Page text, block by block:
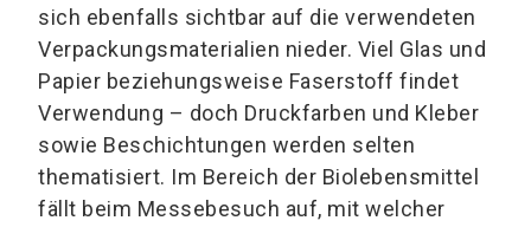
sich ebenfalls sichtbar auf die verwendeten
Verpackungsmaterialien nieder. Viel Glas und
Papier beziehungsweise Faserstoff findet
Verwendung – doch Druckfarben und Kleber
sowie Beschichtungen werden selten
thematisiert. Im Bereich der Biolebensmittel
fällt beim Messebesuch auf, mit welcher